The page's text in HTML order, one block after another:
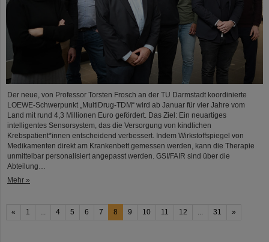
Der neue, von Professor Torsten Frosch an der TU Darmstadt koordinierte
LOEWE-Schwerpunkt „MultiDrug-TDM“ wird ab Januar für vier Jahre vom
Land mit rund 4,3 Millionen Euro gefördert. Das Ziel: Ein neuartiges
intelligentes Sensorsystem, das die Versorgung von kindlichen
Krebspatient*innen entscheidend verbessert. Indem Wirkstoffspiegel von
Medikamenten direkt am Krankenbett gemessen werden, kann die Therapie
unmittelbar personalisiert angepasst werden. GSI/FAIR sind über die
Abteilung…
Mehr »
« 1 ... 4 5 6 7 8 9 10 11 12 ... 31 »